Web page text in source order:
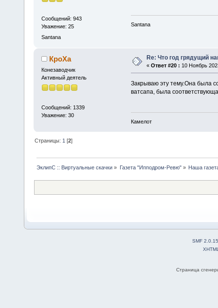
Сообщений: 943
Уважение: 25
Santana
Santana
КроХа
Конезаводчик
Активный деятель
Сообщений: 1339
Уважение: 30
Re: Что год грядущий
« Ответ #20 : 10 Ноябрь
Закрываю эту тему.Она была
ватсапа, была
Камелот
Страницы: 1 [2]
ЭклипС :: Виртуальные скачки » Газета "Ипподром-Ревю"» Наша
SMF 2.0.15
Страница